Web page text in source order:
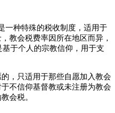
一种特殊的税收制度，适用于
教会税费率因所在地区而异，
于个人的宗教信仰，用于支
，只适用于那些自愿加入教会
不信仰基督教或未注册为教会
会税。